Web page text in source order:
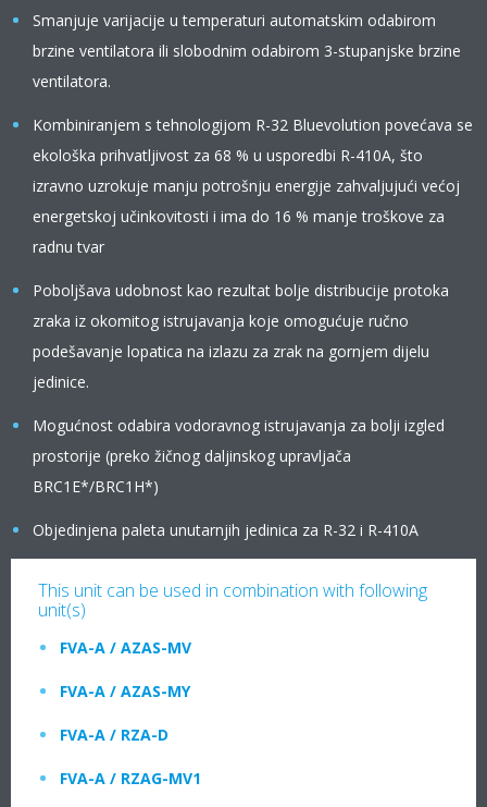
Smanjuje varijacije u temperaturi automatskim odabirom
brzine ventilatora ili slobodnim odabirom 3-stupanjske brzine
ventilatora.
Kombiniranjem s tehnologijom R-32 Bluevolution povećava se
ekološka prihvatljivost za 68 % u usporedbi R-410A, što
izravno uzrokuje manju potrošnju energije zahvaljujući većoj
energetskoj učinkovitosti i ima do 16 % manje troškove za
radnu tvar
Poboljšava udobnost kao rezultat bolje distribucije protoka
zraka iz okomitog istrujavanja koje omogućuje ručno
podešavanje lopatica na izlazu za zrak na gornjem dijelu
jedinice.
Mogućnost odabira vodoravnog istrujavanja za bolji izgled
prostorije (preko žičnog daljinskog upravljača
BRC1E*/BRC1H*)
Objedinjena paleta unutarnjih jedinica za R-32 i R-410A
This unit can be used in combination with following
unit(s)
FVA-A / AZAS-MV
FVA-A / AZAS-MY
FVA-A / RZA-D
FVA-A / RZAG-MV1